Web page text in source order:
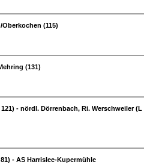
Oberkochen (115)
(131)
- nördl. Dörrenbach, Ri. Werschweiler (L
- AS Harrislee-Kupermühle